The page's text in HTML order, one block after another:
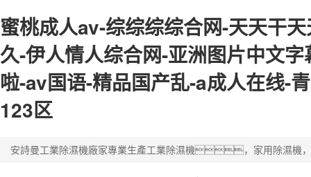
蜜桃成人av-综综综综合网-天天干
久-伊人情人综合网-亚洲图片中文
啦-av国语-精品国产乱-a成人在线-
123区
安詩曼工業除濕機廠家專業生產工業除濕機，家用除濕機